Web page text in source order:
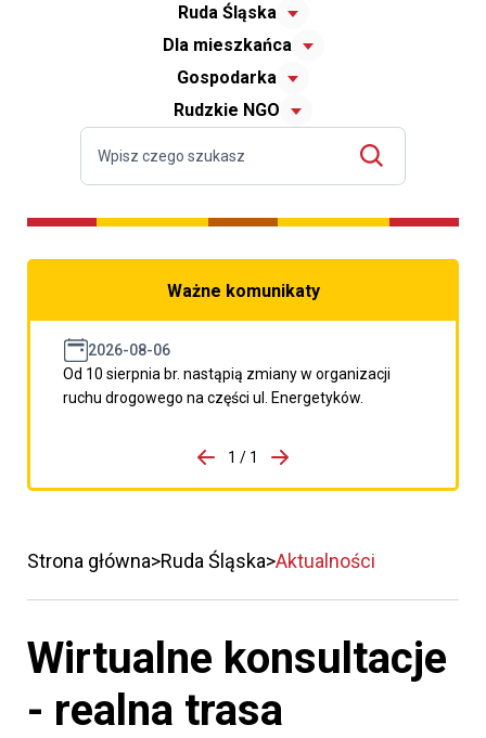
Ruda Śląska
Dla mieszkańca
Gospodarka
Rudzkie NGO
Ważne komunikaty
2026-08-06
Od 10 sierpnia br. nastąpią zmiany w organizacji
ruchu drogowego na części ul. Energetyków.
porzpedniego komunikatu
1 / 1
Przejdź do następnego
Strona główna Ruda Śląska Aktualności
Wirtualne konsultacje
- realna trasa